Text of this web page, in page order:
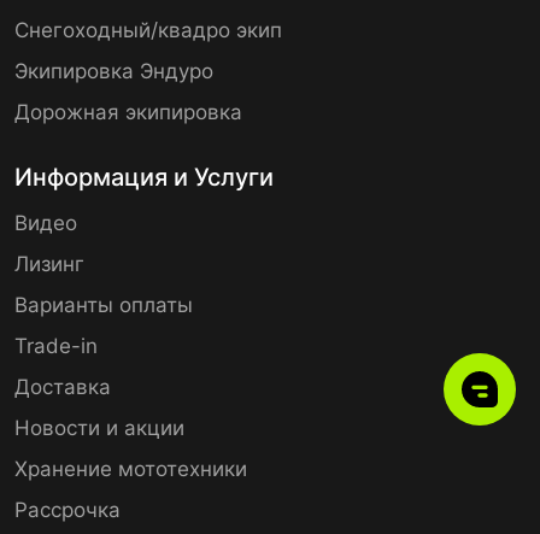
Снегоходный/квадро экип
Экипировка Эндуро
Дорожная экипировка
Информация и Услуги
Видео
Лизинг
Варианты оплаты
Trade-in
Доставка
Новости и акции
Хранение мототехники
Рассрочка